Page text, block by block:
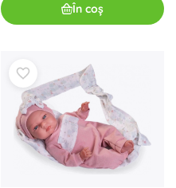
În coș